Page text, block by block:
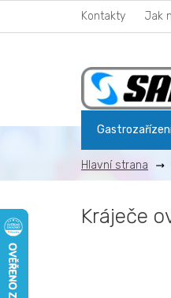
obsah
Kontakty Jak
Kráječe